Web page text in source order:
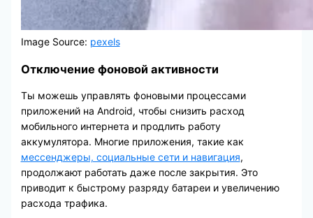
Image Source: pexels
Отключение фоновой активности
Ты можешь управлять фоновыми процессами
приложений на Android, чтобы снизить расход
мобильного интернета и продлить работу
аккумулятора. Многие приложения, такие как
мессенджеры, социальные сети и навигация,
продолжают работать даже после закрытия. Это
приводит к быстрому разряду батареи и увеличению
расхода трафика.